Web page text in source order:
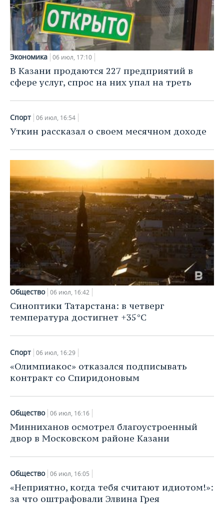
Экономика 06 июл, 17:10
В Казани продаются 227 предприятий в
сфере услуг, спрос на них упал на треть
Спорт 06 июл, 16:54
Уткин рассказал о своем месячном доходе
Общество 06 июл, 16:42
Синоптики Татарстана: в четверг
температура достигнет +35°С
Спорт 06 июл, 16:29
«Олимпиакос» отказался подписывать
контракт со Спиридоновым
Общество 06 июл, 16:16
Минниханов осмотрел благоустроенный
двор в Московском районе Казани
Общество 06 июл, 16:05
«Неприятно, когда тебя считают идиотом!»:
за что оштрафовали Элвина Грея